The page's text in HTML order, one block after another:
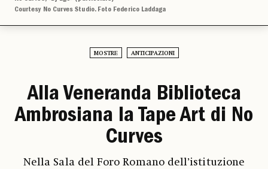
Courtesy No Curves Studio. Foto Federico Laddaga
MOSTRE ANTICIPAZIONI
Alla Veneranda Biblioteca
Ambrosiana la Tape Art di No
Curves
Nella Sala del Foro Romano dell’istituzione